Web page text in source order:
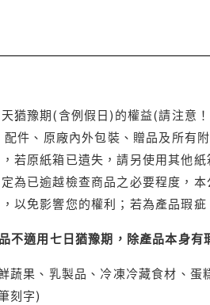
猶豫期(含例假日)的權益(請注意
件、原廠內外包裝、贈品及所有
若原紙箱已遺失，請另使用其他
為已逾越檢查商品之必要程度，
以免影響您的權利；若為產品瑕疵
適用七日猶豫期，除產品本身有
蔬果、乳製品、冷凍冷藏食材、蛋
刻字)